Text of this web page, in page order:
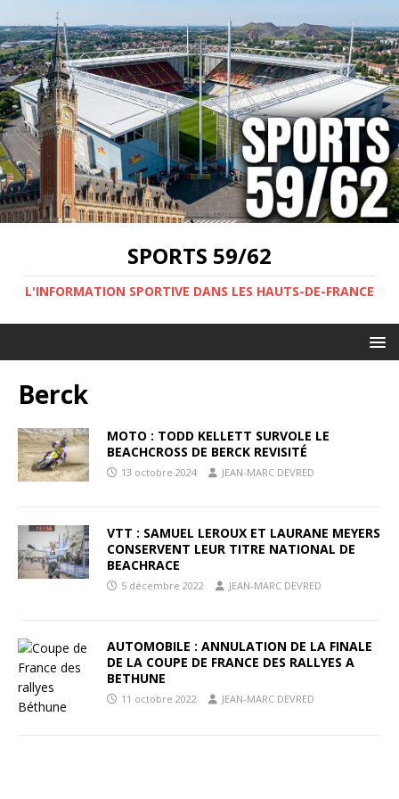
SPORTS 59/62
L'INFORMATION SPORTIVE DANS LES HAUTS-DE-FRANCE
Berck
MOTO : TODD KELLETT SURVOLE LE
BEACHCROSS DE BERCK REVISITÉ
13 octobre 2024 JEAN-MARC DEVRED
VTT : SAMUEL LEROUX ET LAURANE MEYERS
CONSERVENT LEUR TITRE NATIONAL DE
BEACHRACE
5 décembre 2022 JEAN-MARC DEVRED
AUTOMOBILE : ANNULATION DE LA FINALE
DE LA COUPE DE FRANCE DES RALLYES A
BETHUNE
11 octobre 2022 JEAN-MARC DEVRED